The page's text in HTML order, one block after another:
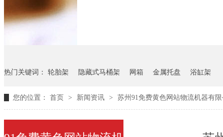
气瓶料架
热门关键词： 轮胎架 隐藏式马桶架 网箱 金属托盘 浴缸架
您的位置： 首页 > 新闻资讯 > 苏州91免费黄色网站物流机器有